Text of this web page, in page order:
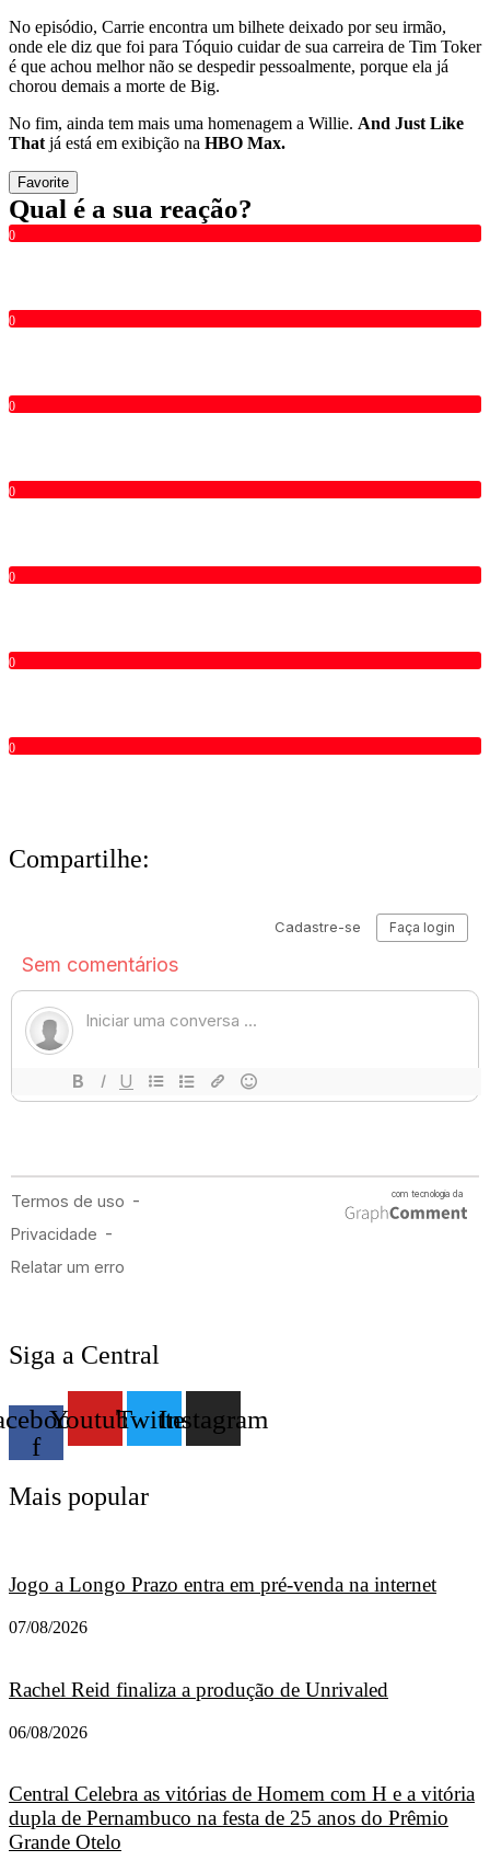
No episódio, Carrie encontra um bilhete deixado por seu irmão,
onde ele diz que foi para Tóquio cuidar de sua carreira de Tim Toker
é que achou melhor não se despedir pessoalmente, porque ela já
chorou demais a morte de Big.
No fim, ainda tem mais uma homenagem a Willie. And Just Like
That já está em exibição na HBO Max.
Favorite
Qual é a sua reação?
0
0
0
0
0
0
0
Compartilhe:
Siga a Central
f
YoutubeTwitterInstagram
Mais popular
Jogo a Longo Prazo entra em pré-venda na internet
07/08/2026
Rachel Reid finaliza a produção de Unrivaled
06/08/2026
Central Celebra as vitórias de Homem com H e a vitória
dupla de Pernambuco na festa de 25 anos do Prêmio
Grande Otelo